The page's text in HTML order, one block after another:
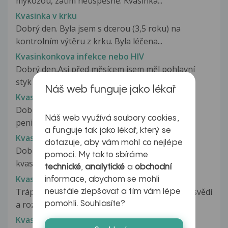
Kvasinka v krku
Dobrý den. Byla jsem s dcerou (3,5 roku) na
kontrolním výtěru z krku. Byla léčena...
Kvasinkonkova infekce nebo HIV
Dobrý den,Asi před měsícem jsem měl pohlavní
styk (vaginalní a orální) s kamarádkou...
Kvasinková balanitida
Dobrý den, po delším pohlavním styku se mi na
penisu objevili červené tečky,...
Kvasinková balanitida
Dobrý den, na začátku roku jsem onemocněl
kvasinkovou infekcí, která se projevila...
Kvasinková dermatitida pyje
Trápí mě červené fleky na předkošce šíleně to svědí
a rozlejzá se to prosím...
Kvasinková dermatitida pyje
Náš web funguje jako lékař
Náš web využívá soubory cookies,
a funguje tak jako lékař, který se
dotazuje, aby vám mohl co nejlépe
pomoci. My takto sbíráme
technické,analytické a obchodní
informace, abychom se mohli
neustále zlepšovat a tím vám lépe
pomohli. Souhlasíte?